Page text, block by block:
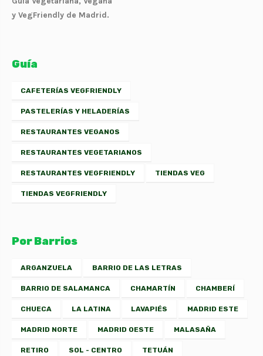
y VegFriendly de Madrid.
Guía
CAFETERÍAS VEGFRIENDLY
PASTELERÍAS Y HELADERÍAS
RESTAURANTES VEGANOS
RESTAURANTES VEGETARIANOS
RESTAURANTES VEGFRIENDLY TIENDAS VEG
TIENDAS VEGFRIENDLY
Por Barrios
ARGANZUELA BARRIO DE LAS LETRAS
BARRIO DE SALAMANCA CHAMARTÍN CHAMBERÍ
CHUECA LA LATINA LAVAPIÉS MADRID ESTE
MADRID NORTE MADRID OESTE MALASAÑA
RETIRO SOL - CENTRO TETUÁN